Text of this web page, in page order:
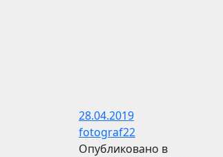
28.04.2019
fotograf22
Опубликовано в